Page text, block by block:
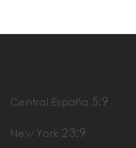
Central España 5:9
New York 23:9